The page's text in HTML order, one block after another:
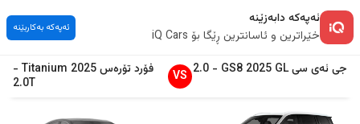
ئەپەکە دابەزێنە
خێراترین و ئاسانترین ڕێگا بۆ iQ Cars
ئەپەکە بەکاربێنە
جی ئەی سی GS8 2025 GL
-
2.0
VS فۆردتۆرەس2025
Titanium
-
2.0T